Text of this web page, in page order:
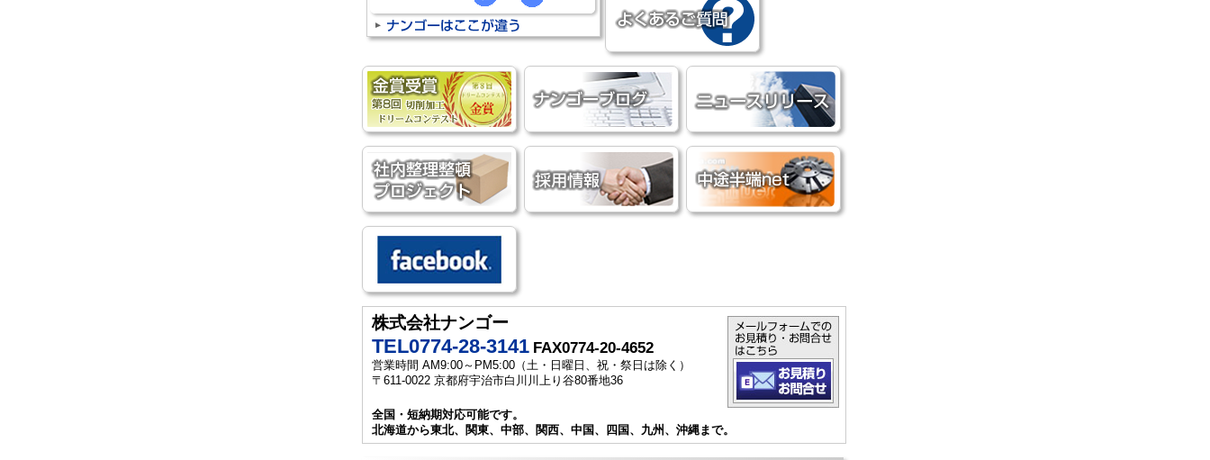
株式会社ナンゴー
TEL0774-28-3141 FAX0774-20-4652
営業時間 AM9:00～PM5:00（土・日曜日、祝・祭日は除く）
〒611-0022 京都府宇治市白川川上り谷80番地36
全国・短納期対応可能です。
北海道から東北、関東、中部、関西、中国、四国、九州、沖縄まで。